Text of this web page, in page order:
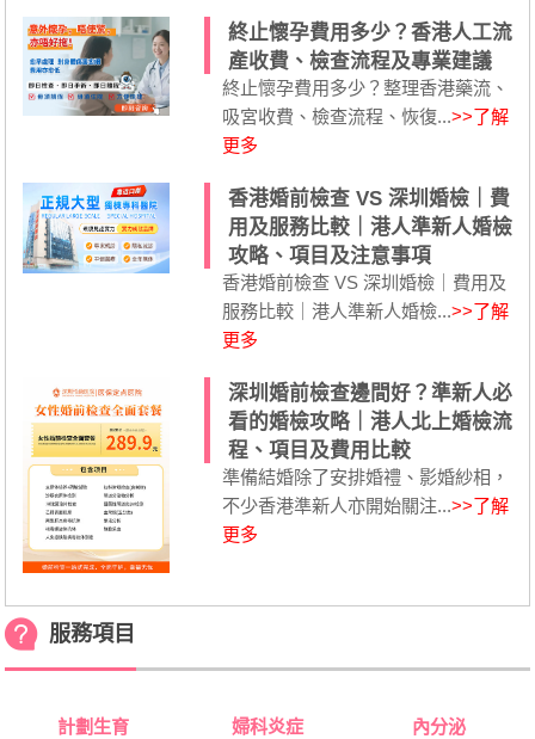
終止懷孕費用多少？香港人工流
產收費、檢查流程及專業建議
終止懷孕費用多少？整理香港藥流、
吸宮收費、檢查流程、恢復...>>了解
更多
香港婚前檢查 VS 深圳婚檢｜費
用及服務比較｜港人準新人婚檢
攻略、項目及注意事項
香港婚前檢查 VS 深圳婚檢｜費用及
服務比較｜港人準新人婚檢...>>了解
更多
深圳婚前檢查邊間好？準新人必
看的婚檢攻略｜港人北上婚檢流
程、項目及費用比較
準備結婚除了安排婚禮、影婚紗相，
不少香港準新人亦開始關注...>>了解
更多
服務項目
計劃生育 婦科炎症 內分泌